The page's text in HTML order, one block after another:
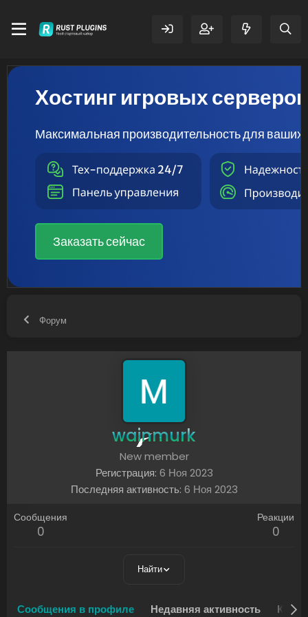
Хостинг игровых серверов
Максимальная производительность для ваших
Заказать сейчас
Форум
wainmurk
New member
Регистрация 6 Ноя 2023
Последняя активность 6 Ноя 2023
Сообщения
0
Реакции
0
Найти
Сообщения в профиле Недавняя активность